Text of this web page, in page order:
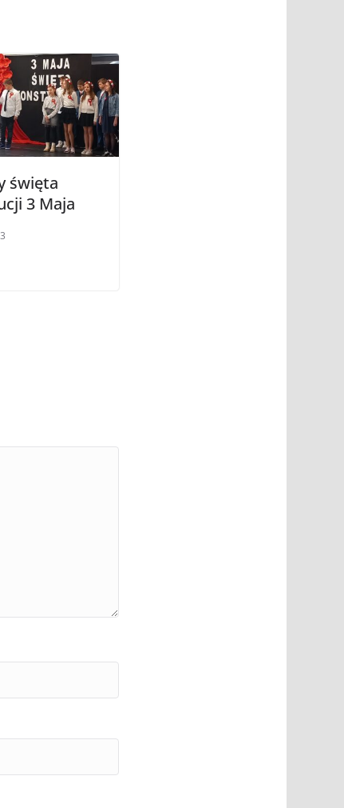
święta
3 Maja